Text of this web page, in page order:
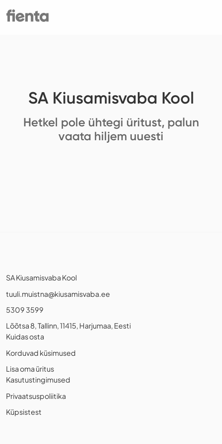
SA Kiusamisvaba Kool
Hetkel pole ühtegi üritust, palun
vaata hiljem uuesti
SA Kiusamisvaba Kool
tuuli.muistna@kiusamisvaba.ee
5309 3599
Lõõtsa 8, Tallinn, 11415, Harjumaa, Eesti
Kuidas osta
Korduvad küsimused
Lisa oma üritus
Kasutustingimused
Privaatsuspoliitika
Küpsistest